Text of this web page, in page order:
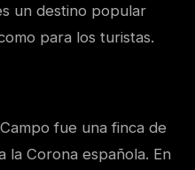
un destino popular
para los turistas.
fue una finca de
la Corona española. En